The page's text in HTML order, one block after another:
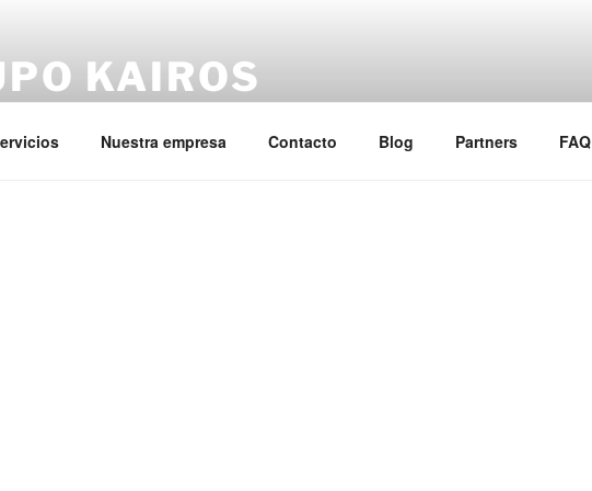
KAIROS
Nuestra empresa Contacto Blog Partners FAQ